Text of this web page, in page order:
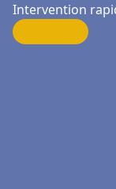
Intervention